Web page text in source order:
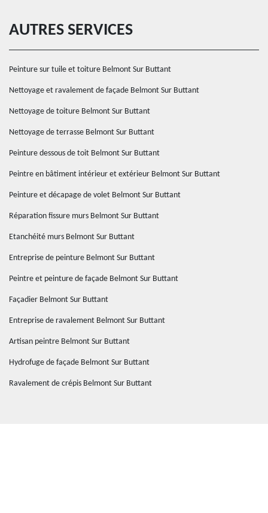
AUTRES SERVICES
Peinture sur tuile et toiture Belmont Sur Buttant
Nettoyage et ravalement de façade Belmont Sur Buttant
Nettoyage de toiture Belmont Sur Buttant
Nettoyage de terrasse Belmont Sur Buttant
Peinture dessous de toit Belmont Sur Buttant
Peintre en bâtiment intérieur et extérieur Belmont Sur Buttant
Peinture et décapage de volet Belmont Sur Buttant
Réparation fissure murs Belmont Sur Buttant
Etanchéité murs Belmont Sur Buttant
Entreprise de peinture Belmont Sur Buttant
Peintre et peinture de façade Belmont Sur Buttant
Façadier Belmont Sur Buttant
Entreprise de ravalement Belmont Sur Buttant
Artisan peintre Belmont Sur Buttant
Hydrofuge de façade Belmont Sur Buttant
Ravalement de crépis Belmont Sur Buttant